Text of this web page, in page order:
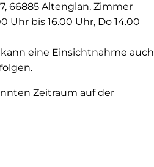
66885 Altenglan, Zimmer
Uhr bis 16.00 Uhr, Do 14.00
eine Einsichtnahme auch
Zeitraum auf der